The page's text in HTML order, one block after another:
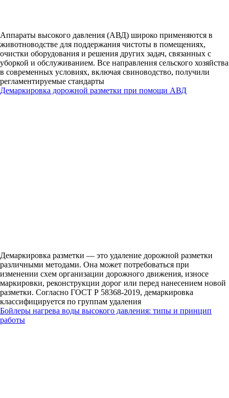
Аппараты высокого давления (АВД) широко применяются в
животноводстве для поддержания чистоты в помещениях,
очистки оборудования и решения других задач, связанных с
уборкой и обслуживанием. Все направления сельского хозяйства
в современных условиях, включая свиноводство, получили
регламентируемые стандарты
Демаркировка дорожной разметки при помощи АВД
Демаркировка разметки — это удаление дорожной разметки
различными методами. Она может потребоваться при
изменении схем организации дорожного движения, износе
маркировки, реконструкции дорог или перед нанесением новой
разметки. Согласно ГОСТ Р 58368-2019, демаркировка
классифицируется по группам удаления
Бойлеры нагрева воды высокого давления: типы и принцип
работы